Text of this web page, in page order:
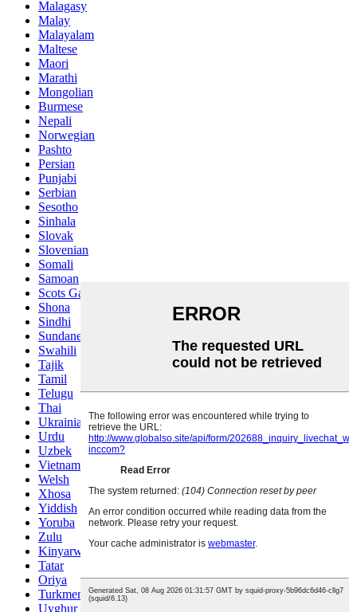
Malagasy
Malay
Malayalam
Maltese
Maori
Marathi
Mongolian
Burmese
Nepali
Norwegian
Pashto
Persian
Punjabi
Serbian
Sesotho
Sinhala
Slovak
Slovenian
Somali
Samoan
Scots Gaelic
Shona
Sindhi
Sundanese
Swahili
Tajik
Tamil
Telugu
Thai
Ukrainian
Urdu
Uzbek
Vietnamese
Welsh
Xhosa
Yiddish
Yoruba
Zulu
Kinyarwanda
Tatar
Oriya
Turkmen
Uyghur